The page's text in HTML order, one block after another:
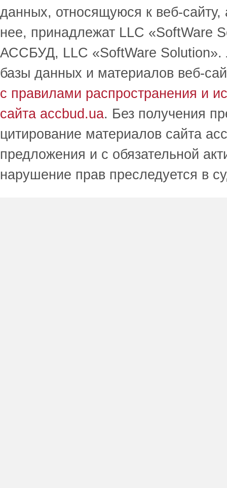
данных, относящуюся к веб-
нее, принадлежат LLC
АССБУД, LLC «SoftWare Solution».
базы данных и материалов веб-
с правилами распространения и
сайта accbud.ua. Без получения
цитирование материалов сайта
предложения и с обязательной
нарушение прав преследуется в